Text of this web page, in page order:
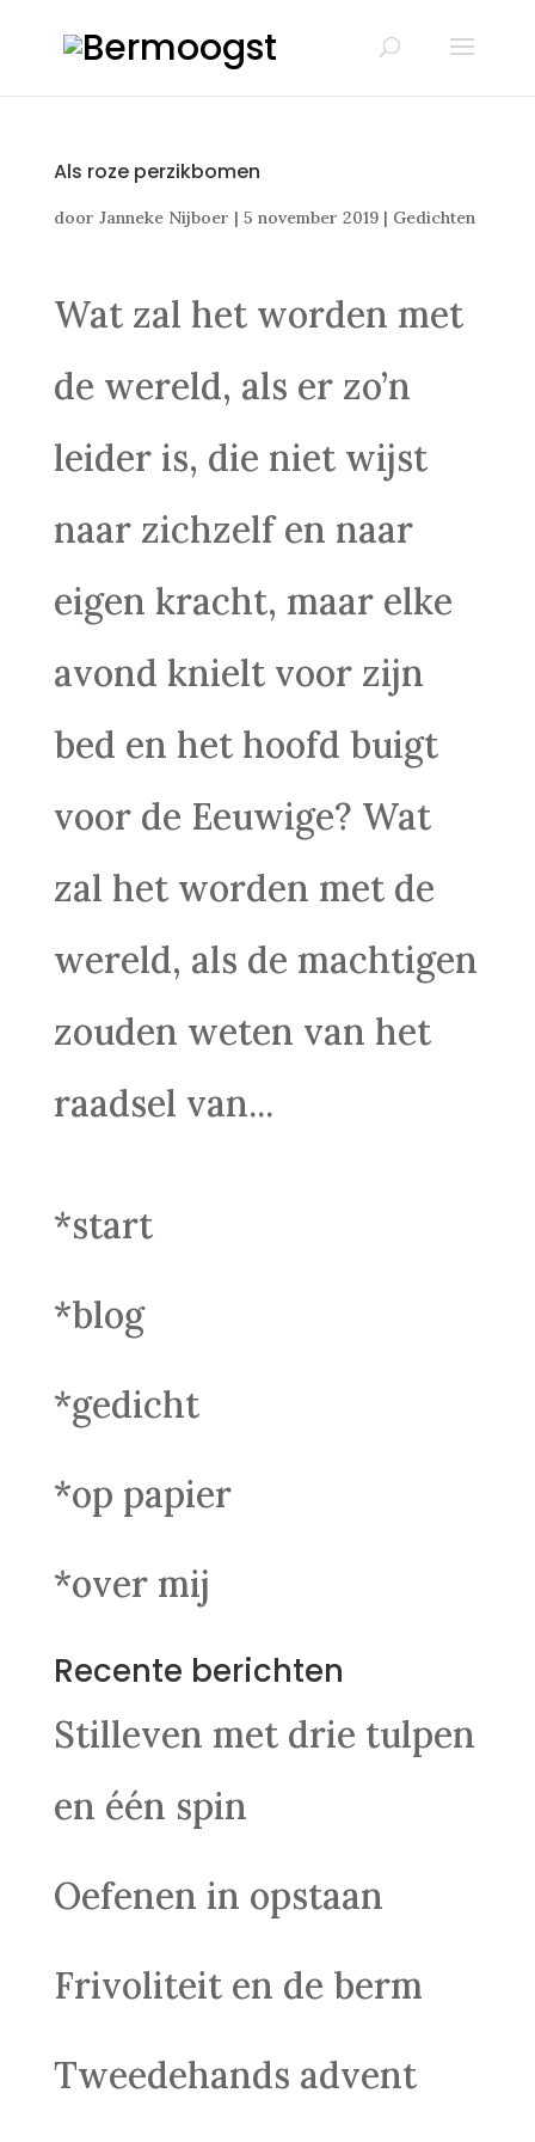
Als roze perzikbomen
door Janneke Nijboer | 5 november 2019| Gedichten
Wat zal het worden met
de wereld, als er zo’n
leider is, die niet wijst
naar zichzelf en naar
eigen kracht, maar elke
avond knielt voor zijn
bed en het hoofd buigt
voor de Eeuwige? Wat
zal het worden met de
wereld, als de machtigen
zouden weten van het
raadsel van...
*start
*blog
*gedicht
*op papier
*over mij
Recente berichten
Stilleven met drie tulpen
en één spin
Oefenen in opstaan
Frivoliteit en de berm
Tweedehands advent